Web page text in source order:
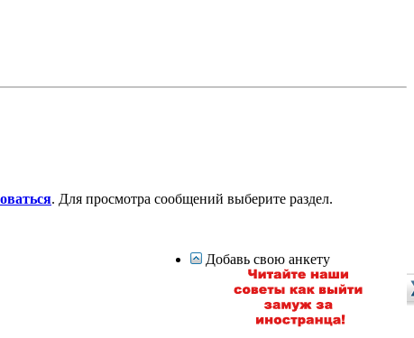
. Для просмотра сообщений выберите раздел.
Добавь свою анкету